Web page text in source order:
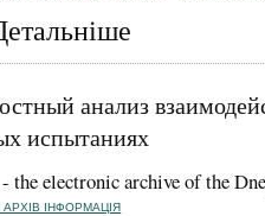
анализ
испытаниях
the electronic archive of the
ІНФОРМАЦІЯ